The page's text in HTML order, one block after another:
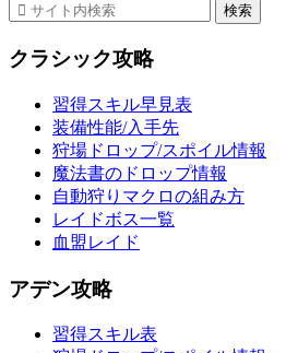
クラシック攻略
習得スキル早見表
装備性能/入手先
狩場ドロップ/スポイル情報
魔法書のドロップ情報
自動狩りマクロの組み方
レイドボス一覧
血盟レイド
アデン攻略
習得スキル表